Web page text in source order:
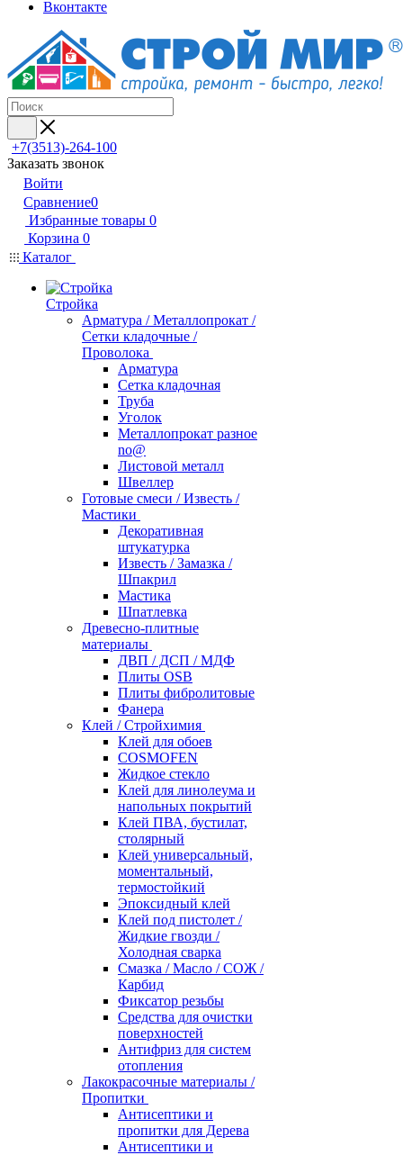
Вконтакте
+7(3513)-264-100
Заказать звонок
Войти
Сравнение0
Избранные товары 0
Корзина 0
Каталог
Стройка
Арматура / Металлопрокат /
Сетки кладочные /
Проволока
Арматура
Сетка кладочная
Труба
Уголок
Металлопрокат разное
no@
Листовой металл
Швеллер
Готовые смеси / Известь /
Мастики
Декоративная
штукатурка
Известь / Замазка /
Шпакрил
Мастика
Шпатлевка
Древесно-плитные
материалы
ДВП / ДСП / МДФ
Плиты OSB
Плиты фибролитовые
Фанера
Клей / Стройхимия
Клей для обоев
COSMOFEN
Жидкое стекло
Клей для линолеума и
напольных покрытий
Клей ПВА, бустилат,
столярный
Клей универсальный,
моментальный,
термостойкий
Эпоксидный клей
Клей под пистолет /
Жидкие гвозди /
Холодная сварка
Смазка / Масло / СОЖ /
Карбид
Фиксатор резьбы
Средства для очистки
поверхностей
Антифриз для систем
отопления
Лакокрасочные материалы /
Пропитки
Антисептики и
пропитки для Дерева
Антисептики и